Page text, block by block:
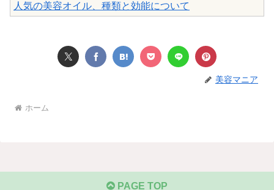
人気の美容オイル、種類と効能について
美容マニア
ホーム
PAGE TOP